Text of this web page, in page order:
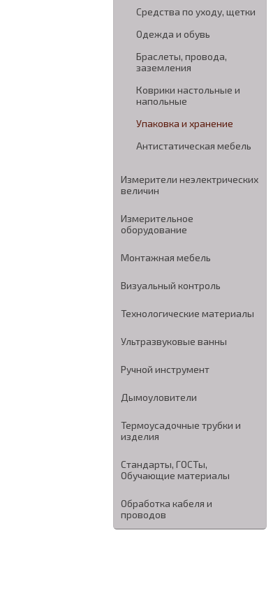
Средства по уходу, щетки
Одежда и обувь
Браслеты, провода,
заземления
Коврики настольные и
напольные
Упаковка и хранение
Антистатическая мебель
Измерители неэлектрических
величин
Измерительное
оборудование
Монтажная мебель
Визуальный контроль
Технологические материалы
Ультразвуковые ванны
Ручной инструмент
Дымоуловители
Термоусадочные трубки и
изделия
Стандарты, ГОСТы,
Обучающие материалы
Обработка кабеля и
проводов